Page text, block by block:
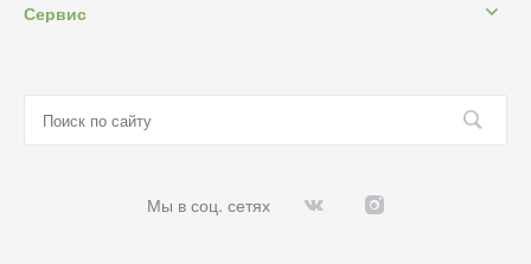
Сервис
Мы в соц. сетях